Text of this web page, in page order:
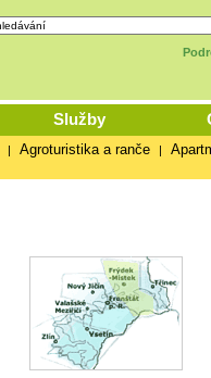
Služby
| Agroturistika a ranče |